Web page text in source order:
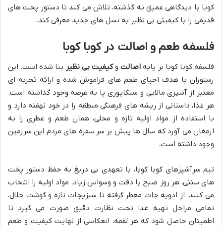
کوبا با دیدگاهی عمیق به گذشته، تلاش می کند تا دستور پخت های
قدیمی را با کیفیتی بی نظیر به نسل های جدید معرفی کند.
فلسفه طعم و اصالت در کوبا کوبا
فلسفه کوبا کوبا بر پایه اصالتوکیفیت بی نظیر بنا شده است. این
رستوران با هدف احیای طعم های فراموش شده و ارائه تجربه ای
معتبر از آشپزی مالایی و سنگاپوری پا به عرصه وجود گذاشته است.
هر غذا، داستانی از ریشه های فرهنگی منطقه را در خود نهفته دارد و
با استفاده از مواد اولیه تازه و محلی، همان طعم و عطری را به
ارمغان می آورد که سال ها پیش بر سر سفره های مردم این سرزمین
وجود داشته است.
تیم سرآشپزهای کوبا کوبا، با تعهدی بی دریغ به حفظ دستور پخت
های سنتی، هر روز صبح با دقت و وسواس زیاد، مواد اولیه را انتخاب
می کنند. از ادویه جات معطر گرفته تا سبزیجات تازه و گوشت حلال،
تمامی مراحل تهیه غذا تحت نظارت دقیق صورت می گیرد تا
اطمینان حاصل شود که هر لقمه، انعکاسی از نهایت کیفیت و طعم